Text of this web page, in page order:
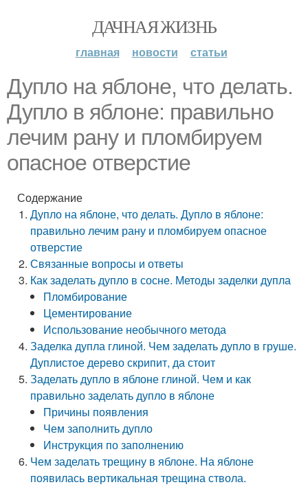
ДАЧНАЯ ЖИЗНЬ
главная новости статьи
Дупло на яблоне, что делать.
Дупло в яблоне: правильно
лечим рану и пломбируем
опасное отверстие
Содержание
Дупло на яблоне, что делать. Дупло в яблоне:
правильно лечим рану и пломбируем опасное
отверстие
Связанные вопросы и ответы
Как заделать дупло в сосне. Методы заделки дупла
Пломбирование
Цементирование
Использование необычного метода
Заделка дупла глиной. Чем заделать дупло в груше.
Дуплистое дерево скрипит, да стоит
Заделать дупло в яблоне глиной. Чем и как
правильно заделать дупло в яблоне
Причины появления
Чем заполнить дупло
Инструкция по заполнению
Чем заделать трещину в яблоне. На яблоне
появилась вертикальная трещина ствола.